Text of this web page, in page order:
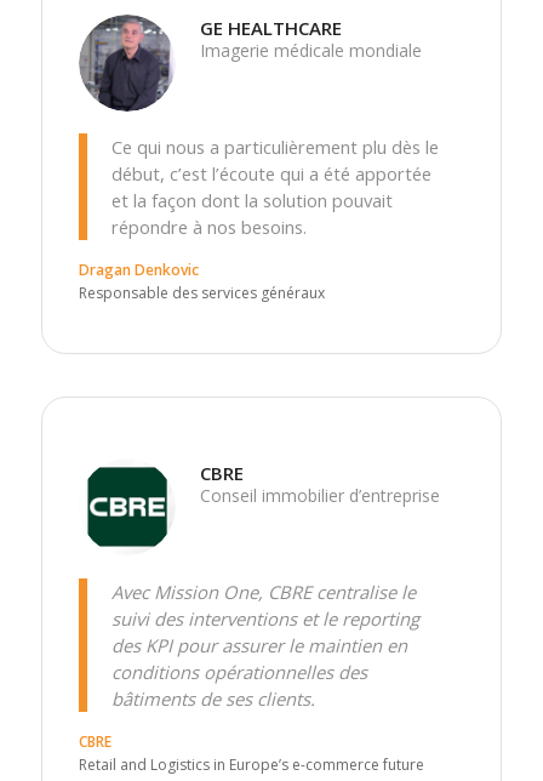
GE HEALTHCARE
Imagerie médicale mondiale
Ce qui nous a particulièrement plu dès le
début, c’est l’écoute qui a été apportée
et la façon dont la solution pouvait
répondre à nos besoins.
Dragan Denkovic
Responsable des services généraux
CBRE
Conseil immobilier d’entreprise
Avec Mission One, CBRE centralise le
suivi des interventions et le reporting
des KPI pour assurer le maintien en
conditions opérationnelles des
bâtiments de ses clients.
CBRE
Retail and Logistics in Europe’s e-commerce future